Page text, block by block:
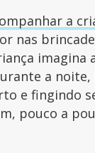
a
nas
imagina
a
e fingindo
pouco a